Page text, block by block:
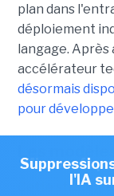
Microsoft
Microsoft
plan dans
déploiement
langage.
accélérateur
désormais
pour
Les
Cette
l'IA